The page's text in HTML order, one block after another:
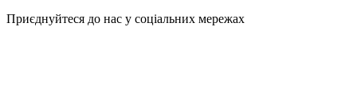
Приєднуйтеся до нас у соціальних мережах